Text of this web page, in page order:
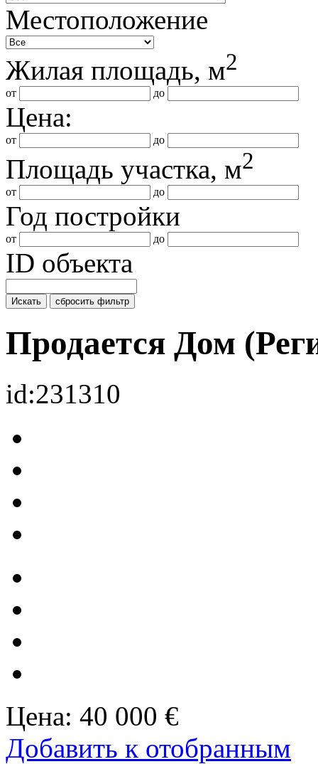
Местоположение
Жилая площадь, м2
от до
Цена:
от до
Площадь участка, м2
от до
Год постройки
от до
ID объекта
Искать сбросить фильтр
Продается Дом
id:231310
Цена: 40 000 €
Добавить к отобранным